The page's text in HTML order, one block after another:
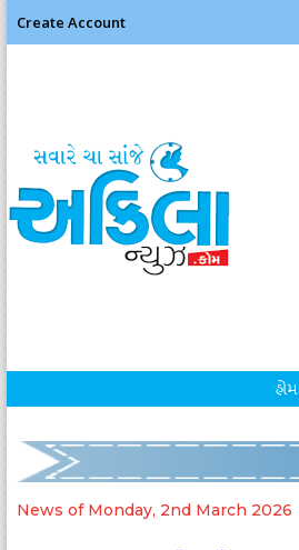
Create Account
હોમ
News of Monday, 2nd March 2026